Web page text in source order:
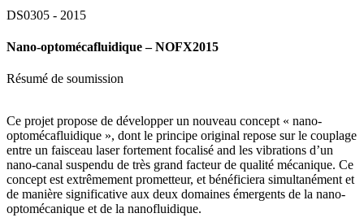
DS0305 - 2015
Nano-optomécafluidique – NOFX2015
Résumé de soumission
Ce projet propose de développer un nouveau concept « nano-
optomécafluidique », dont le principe original repose sur le couplage
entre un faisceau laser fortement focalisé and les vibrations d’un
nano-canal suspendu de très grand facteur de qualité mécanique. Ce
concept est extrêmement prometteur, et bénéficiera simultanément et
de manière significative aux deux domaines émergents de la nano-
optomécanique et de la nanofluidique.